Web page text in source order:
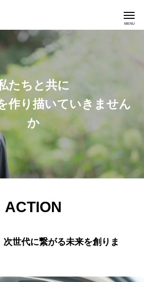
たちと共に
作り描いていきません
か
ACTION
世代に繋がる未来を創りま